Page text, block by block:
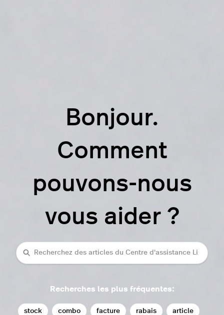
Bonjour.
Comment
pouvons-nous
vous aider ?
rechercher
Recherches les plus fréquentes:
stock combo facture rabais article